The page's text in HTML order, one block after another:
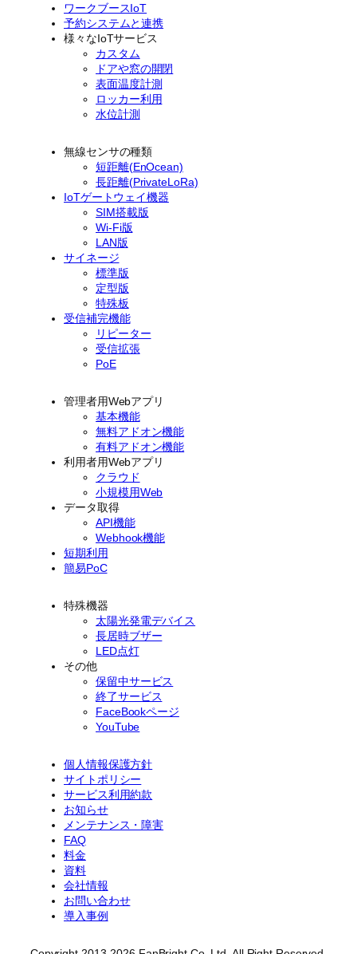
ワークブースIoT
予約システムと連携
様々なIoTサービス
カスタム
ドアや窓の開閉
表面温度計測
ロッカー利用
水位計測
無線センサの種類
短距離(EnOcean)
長距離(PrivateLoRa)
IoTゲートウェイ機器
SIM搭載版
Wi-Fi版
LAN版
サイネージ
標準版
定型版
特殊板
受信補完機能
リピーター
受信拡張
PoE
管理者用Webアプリ
基本機能
無料アドオン機能
有料アドオン機能
利用者用Webアプリ
クラウド
小規模用Web
データ取得
API機能
Webhook機能
短期利用
簡易PoC
特殊機器
太陽光発電デバイス
長居時ブザー
LED点灯
その他
保留中サービス
終了サービス
FaceBookページ
YouTube
個人情報保護方針
サイトポリシー
サービス利用約款
お知らせ
メンテナンス・障害
FAQ
料金
資料
会社情報
お問い合わせ
導入事例